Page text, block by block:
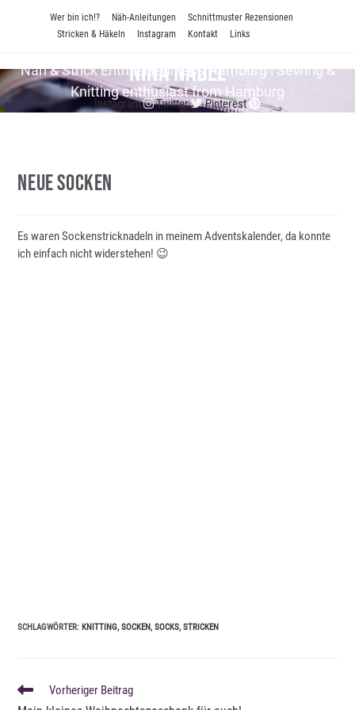
Wer bin ich!? Näh-Anleitungen
Schnittmuster Rezensionen
Stricken & Häkeln
Instagram Kontakt Links
Nina Nadel
Näh & Strick En­thu­si­as­tin aus Hamburg | Sewing &
Knitting enthusiast from Hamburg
Instagram Twitter Pinterest
Neue Socken
Es waren Sockenstricknadeln in meinem Adventskalender, da konnte
ich einfach nicht widerstehen! 😉
SCHLAGWÖRTER: KNITTING, SOCKEN, SOCKS, STRICKEN
WEITERE
ARTIKEL
Vorheriger Beitrag